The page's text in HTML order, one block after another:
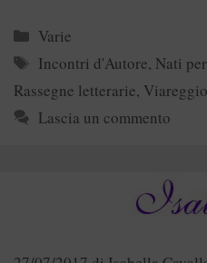
Categorie
Varie
Tag
Incontri d'Autore, Nati
Rassegne letterarie, Viareggio
Lascia un commento